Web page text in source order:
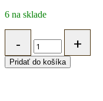
6 na sklade
Epic
Pet
- Pridať do košíka